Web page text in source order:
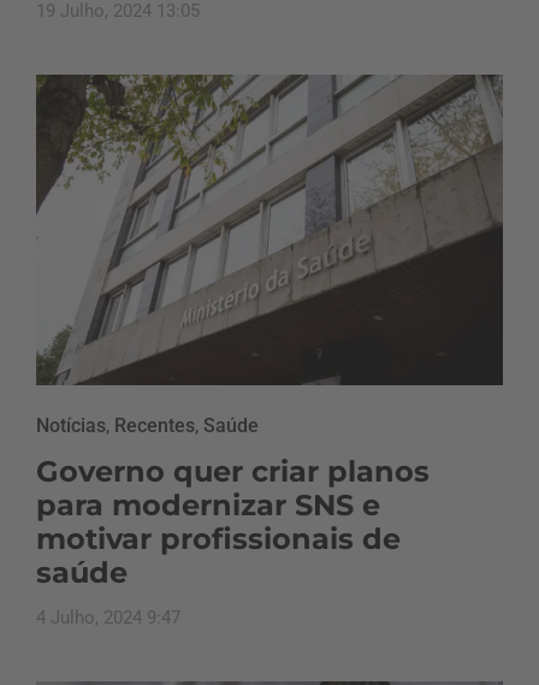
19 Julho, 2024 13:05
Notícias, Recentes, Saúde
Governo quer criar planos
para modernizar SNS e
motivar profissionais de
saúde
4 Julho, 2024 9:47